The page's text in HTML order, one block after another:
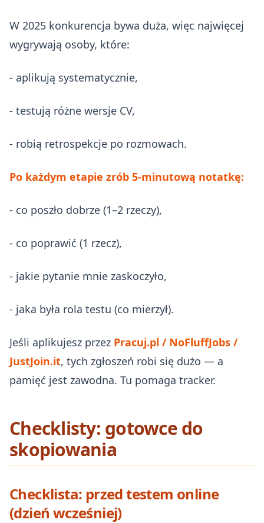
W 2025 konkurencja bywa duża, więc najwięcej
wygrywają osoby, które:
- aplikują systematycznie,
- testują różne wersje CV,
- robią retrospekcje po rozmowach.
Po każdym etapie zrób 5-minutową notatkę:
- co poszło dobrze (1–2 rzeczy),
- co poprawić (1 rzecz),
- jakie pytanie mnie zaskoczyło,
- jaka była rola testu (co mierzył).
Jeśli aplikujesz przez Pracuj.pl / NoFluffJobs /
JustJoin.it, tych zgłoszeń robi się dużo — a
pamięć jest zawodna. Tu pomaga tracker.
Checklisty: gotowce do
skopiowania
Checklista: przed testem online
(dzień wcześniej)